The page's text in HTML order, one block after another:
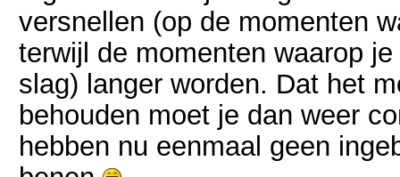
versnellen (op de momenten
terwijl de momenten waarop
slag) langer worden. Dat het
behouden moet je dan weer
hebben nu eenmaal geen